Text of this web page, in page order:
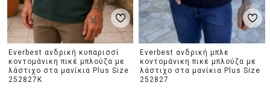
Everbest ανδρική κυπαρισσί
κοντομάνικη πικέ μπλούζα με
λάστιχο στα μανίκια Plus Size
252827K
Everbest ανδρική μπλε
κοντομάνικη πικέ μπλούζα με
λάστιχο στα μανίκια Plus Size
252827